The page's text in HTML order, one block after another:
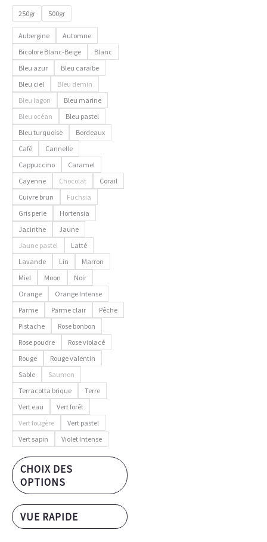
250gr 500gr
Aubergine
Automne
Bicolore Blanc-Beige
Blanc
Bleu azur
Bleu caraïbe
Bleu ciel
Bleu demin
Bleu lagon
Bleu marine
Bleu océan
Bleu pastel
Bleu turquoise
Bordeaux
Café
Cannelle
Cappuccino
Caramel
Cayenne
Chocolat
Corail
Cuivre brun
Fuchsia
Gris perle
Hortensia
Jacinthe
Jaune
Jaune pastel
Latté
Lavande
Lin
Marron
Miel
Moon
Noir
Orange
Orange Intense
Parme
Parme clair
Pêche
Pistache
Rose bonbon
Rose poudre
Rose violacé
Rouge
Rouge valentin
Sable
Saumon
Terracotta brique
Terre
Vert eau
Vert forêt
Vert fougère
Vert pastel
Vert sapin
Violet Intense
CHOIX DES
OPTIONS
VUE RAPIDE